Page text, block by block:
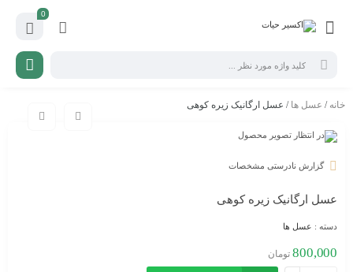
0
خانه / عسل ها / عسل ارگانیک زیره کوهی
گزارش نادرستی مشخصات
عسل ارگانیک زیره کوهی
دسته : عسل ها
800,000 تومان